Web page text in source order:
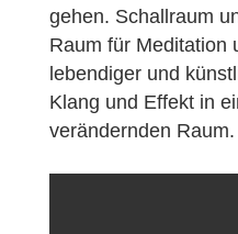
gehen. Schallraum
Raum für Meditation
lebendiger und
Klang und Effekt in
verändernden Raum.